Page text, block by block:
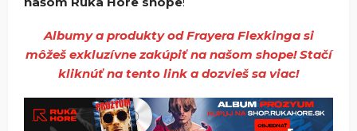
Albumy a produkty od Frayera Flexkinga si
môžeš exkluzívne zakúpiť na našom shope! Stačí
kliknúť na tento link a dozvieš sa viac!